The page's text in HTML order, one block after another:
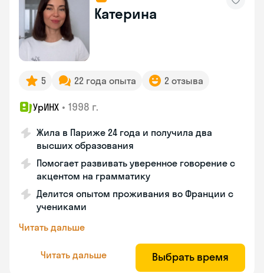
Катерина
5 22 года опыта 2 отзыва
УрИНХ • 1998 г.
Жила в Париже 24 года и получила два
высших образования
Помогает развивать уверенное говорение с
акцентом на грамматику
Делится опытом проживания во Франции с
учениками
Читать дальше
Читать дальше Выбрать время